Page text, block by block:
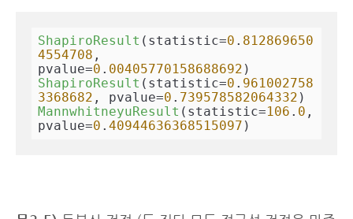
ShapiroResult (statistic=0 . 812869650
4554708 ,
pvalue=0 . 00405770158688692
ShapiroResult (statistic=0 . 961002758
3368682 , pvalue=0 . 739578582064332
MannwhitneyuResult (statistic=106 . 0 ,
pvalue=0 . 40944636368515097 )